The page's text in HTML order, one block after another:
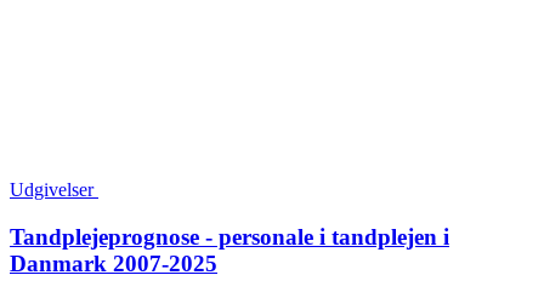
Udgivelser
Tandplejeprognose - personale i tandplejen i
Danmark 2007-2025